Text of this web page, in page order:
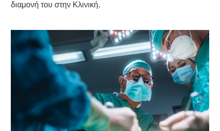
διαμονή του στην Κλινική.